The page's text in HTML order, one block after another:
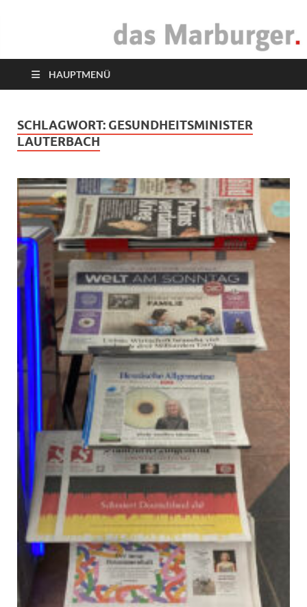
das Marburger.
HAUPTMENÜ
SCHLAGWORT: GESUNDHEITSMINISTER
LAUTERBACH